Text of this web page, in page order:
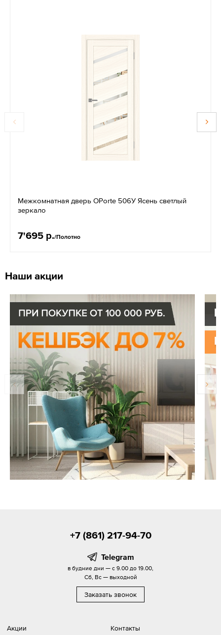
Межкомнатная дверь OPorte 506У Ясень светлый
зеркало
7'695 р./Полотно
Наши акции
Акции Контакты
+7 (861) 217-94-70
Telegram
в будние дни — с 9.00 до 19.00,
Сб, Вс — выходной
Заказать звонок